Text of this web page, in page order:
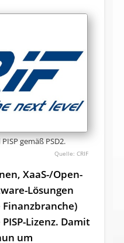
gemäß PSD2.
CRIF
XaaS-/Open-
Lösungen
Lizenz. Damit
um